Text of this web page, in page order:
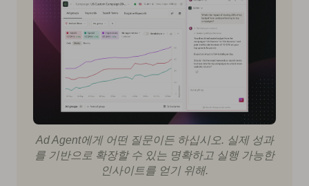
Ad Agent에게 어떤 질문이든 하십시오. 실제 성과
를 기반으로 확장할 수 있는 명확하고 실행 가능한
인사이트를 얻기 위해.